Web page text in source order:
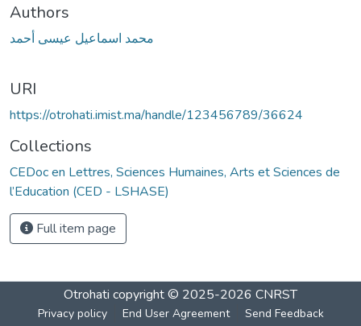
Authors
محمد اسماعيل عيسى أحمد
URI
https://otrohati.imist.ma/handle/123456789/36624
Collections
CEDoc en Lettres, Sciences Humaines, Arts et Sciences de
l’Education (CED - LSHASE)
Full item page
Otrohati copyright © 2025-2026 CNRST
Privacy policy End User Agreement Send Feedback